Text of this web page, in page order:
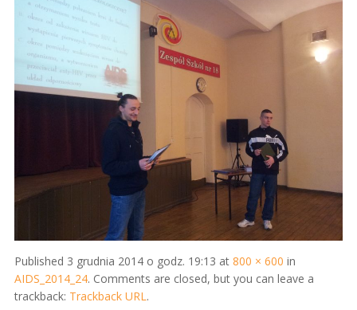
Published 3 grudnia 2014 o godz. 19:13 at 800 × 600 in
AIDS_2014_24. Comments are closed, but you can leave a
trackback: Trackback URL.